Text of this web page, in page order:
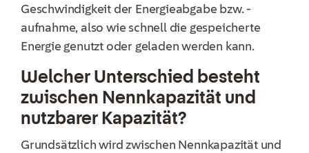
Geschwindigkeit der Energieabgabe bzw. -
aufnahme, also wie schnell die gespeicherte
Energie genutzt oder geladen werden kann.
Welcher Unterschied besteht
zwischen Nennkapazität und
nutzbarer Kapazität?
Grundsätzlich wird zwischen Nennkapazität und